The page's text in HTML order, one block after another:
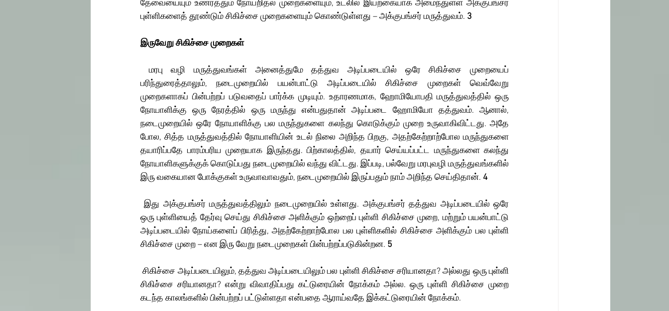
தேவையையும் உணர்த்தும் நோயறிதல் முறைகளையும், உடலில் இயற்கையாக அமைந்துள்ள அக்குபங்சர்
புள்ளிகளைத் தூண்டும் சிகிச்சை முறைகளையும் கொண்டுள்ளது – அக்குபங்சர் மருத்துவம். 3
இருவேறு சிகிச்சை முறைகள்
பரிந்துரைத்தாலும், நடைமுறையில் பயன்பாட்டு அடிப்படையில் சிகிச்சை முறைகள் வெவ்வேறு
முறைகளாகப் பின்பற்றப் படுவதைப் பார்க்க முடியும். உதாரணமாக, ஹோமியோபதி மருத்துவத்தில் ஒரு
நோயாளிக்கு ஒரு நேரத்தில் ஒரு மருந்து என்பதுதான் அடிப்படை ஹோமியோ தத்துவம். ஆனால்,
நடைமுறையில் ஒரே நோயாளிக்கு பல மருந்துகளை கலந்து கொடுக்கும் முறை உருவாகிவிட்டது. அதே
போல, சித்த மருத்துவத்தில் நோயாளியின் உடல் நிலை அறிந்த பிறகு, அதற்கேற்றாற்போல மருந்துகளை
தயாரிப்பதே பாரம்பரிய முறையாக இருந்தது. பிற்காலத்தில், தயார் செய்யப்பட்ட மருந்துகளை கலந்து
நோயாளிகளுக்குக் கொடுப்பது நடைமுறையில் வந்து விட்டது. இப்படி, பல்வேறு மரபுவழி மருத்துவங்களில்
இரு வகையான போக்குகள் உருவாவாவதும், நடைமுறையில் இருப்பதும் நாம் அறிந்த செய்திதான். 4
இது அக்குபங்சர் மருத்துவத்திலும் நடைமுறையில் உள்ளது. அக்குபங்சர் தத்துவ அடிப்படையில் ஒரே
ஒரு புள்ளியைத் தேர்வு செய்து சிகிச்சை அளிக்கும் ஒற்றைப் புள்ளி சிகிச்சை முறை, மற்றும் பயன்பாட்டு
அடிப்படையில் நோய்களைப் பிரித்து, அதற்கேற்றாற்போல பல புள்ளிகளில் சிகிச்சை அளிக்கும் பல புள்ளி
சிகிச்சை முறை – என இரு வேறு நடைமுறைகள் பின்பற்றப்படுகின்றன. 5
சிகிச்சை அடிப்படையிலும், தத்துவ அடிப்படையிலும் பல புள்ளி சிகிச்சை சரியானதா? அல்லது ஒரு புள்ளி
சிகிச்சை சரியானதா? என்று விவாதிப்பது கட்டுரையின் நோக்கம் அல்ல. ஒரு புள்ளி சிகிச்சை முறை
கடந்த காலங்களில் பின்பற்றப் பட்டுள்ளதா என்பதை ஆராய்வதே இக்கட்டுரையின் நோக்கம்.